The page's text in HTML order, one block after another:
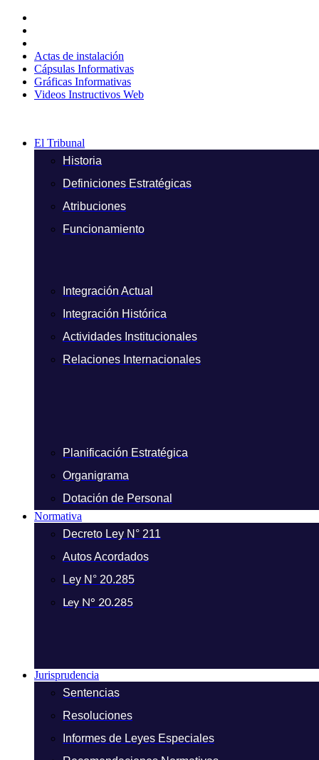
contenido
Actas de instalación
Cápsulas Informativas
Gráficas Informativas
Videos Instructivos Web
El Tribunal
Historia
Definiciones Estratégicas
Atribuciones
Funcionamiento
Integración Actual
Integración Histórica
Actividades Institucionales
Relaciones Internacionales
Planificación Estratégica
Organigrama
Dotación de Personal
Normativa
Decreto Ley N° 211
Autos Acordados
Ley N° 20.285
Ley N° 20.285
Jurisprudencia
Sentencias
Resoluciones
Informes de Leyes Especiales